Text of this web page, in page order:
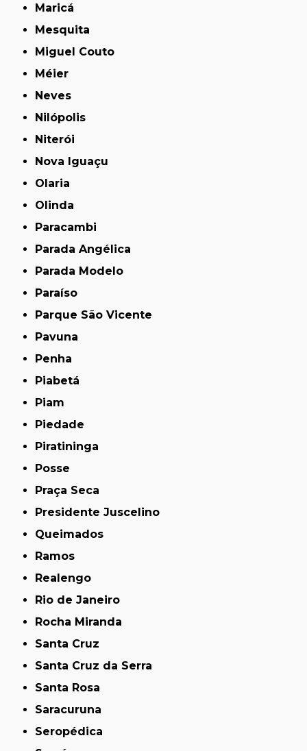
Maricá
Mesquita
Miguel Couto
Méier
Neves
Nilópolis
Niterói
Nova Iguaçu
Olaria
Olinda
Paracambi
Parada Angélica
Parada Modelo
Paraíso
Parque São Vicente
Pavuna
Penha
Piabetá
Piam
Piedade
Piratininga
Posse
Praça Seca
Presidente Juscelino
Queimados
Ramos
Realengo
Rio de Janeiro
Rocha Miranda
Santa Cruz
Santa Cruz da Serra
Santa Rosa
Saracuruna
Seropédica